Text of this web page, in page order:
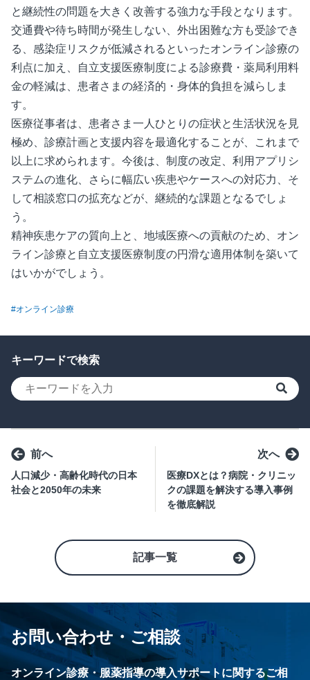
と継続性の問題を大きく改善する強力な手段となります。
交通費や待ち時間が発生しない、外出困難な方も受診でき
る、感染症リスクが低減されるといったオンライン診療の
利点に加え、自立支援医療制度による診療費・薬局利用料
金の軽減は、患者さまの経済的・身体的負担を減らしま
す。
医療従事者は、患者さま一人ひとりの症状と生活状況を見
極め、診療計画と支援内容を最適化することが、これまで
以上に求められます。今後は、制度の改定、利用アプリシ
ステムの進化、さらに幅広い疾患やケースへの対応力、そ
して相談窓口の拡充などが、継続的な課題となるでしょ
う。
精神疾患ケアの質向上と、地域医療への貢献のため、オン
ライン診療と自立支援医療制度の円滑な適用体制を築いて
はいかがでしょう。
#オンライン診療
キーワードで検索
検索
前へ
人口減少・高齢化時代の日本
社会と2050年の未来
次へ
医療DXとは？病院・クリニッ
クの課題を解決する導入事例
を徹底解説
記事一覧
お問い合わせ・ご相談
オンライン診療・服薬指導の導入サポートに関するご相